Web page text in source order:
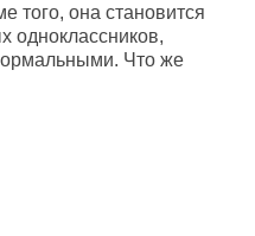
того, она становится
одноклассников,
Что же